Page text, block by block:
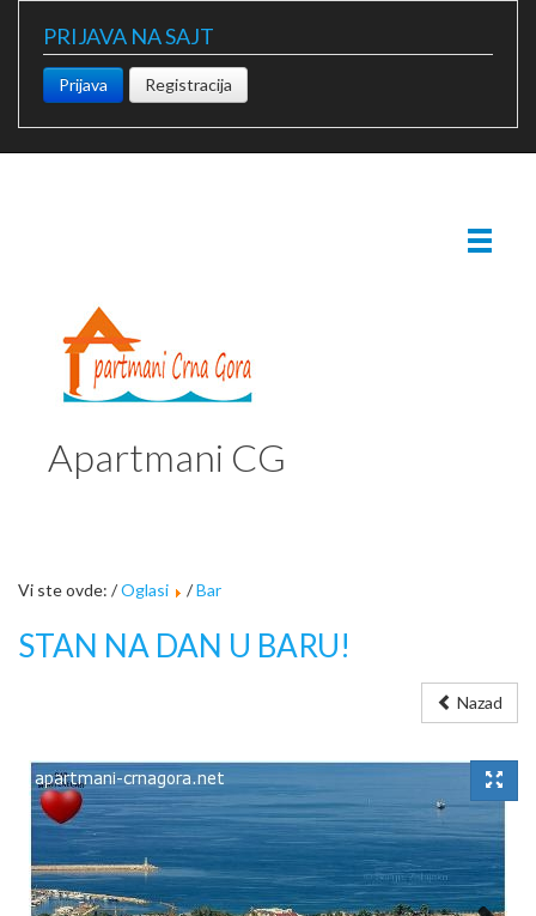
PRIJAVA NA SAJT
Prijava Registracija
Apartmani CG
Vi ste ovde: /Oglasi /Bar
STAN NA DAN U BARU!
Nazad